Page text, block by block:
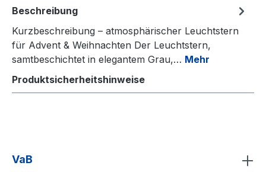
Beschreibung
Kurzbeschreibung – atmosphärischer Leuchtstern
für Advent & Weihnachten Der Leuchtstern,
samtbeschichtet in elegantem Grau,… Mehr
Produktsicherheitshinweise
VaB